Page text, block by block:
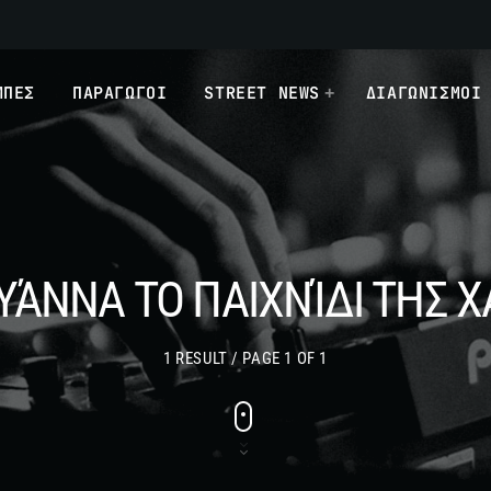
ΠΑΡΑΓΩΓΟΙ STREET NEWS ΔΙΑΓΩΝΙΣΜΟΙ
ΤΟ ΠΑΙΧΝΊΔΙ ΤΗΣ
1 RESULT / PAGE 1 OF 1